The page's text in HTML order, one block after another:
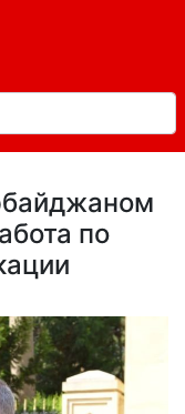
по